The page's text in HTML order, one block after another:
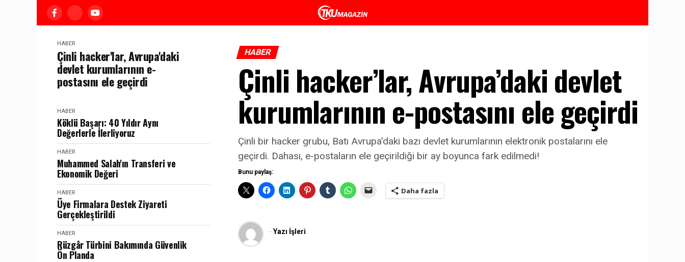
HABER
Çinli hacker'lar, Avrupa'daki
devlet kurumlarının e-
postasını ele geçirdi
HABER
Köklü Başarı: 40 Yıldır Aynı
Değerlerle İlerliyoruz
HABER
Muhammed Salah'ın Transferi ve
Ekonomik Değeri
HABER
Üye Firmalara Destek Ziyareti
Gerçekleştirildi
HABER
Rüzgâr Türbini Bakımında Güvenlik
Ön Planda
HABER
Çinli hacker’lar, Avrupa’daki devlet
kurumlarının e-postasını ele geçirdi
Çinli bir hacker grubu, Batı Avrupa’daki bazı devlet kurumlarının elektronik postalarını ele
geçirdi. Dahası, e-postaların ele geçirildiği bir ay boyunca fark edilmedi!
Bunu paylaş:
Daha fazla
- Yazı İşleri